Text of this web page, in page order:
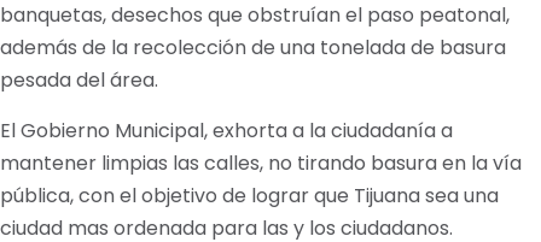
banquetas, desechos que obstruían el paso peatonal,
además de la recolección de una tonelada de basura
pesada del área.
El Gobierno Municipal, exhorta a la ciudadanía a
mantener limpias las calles, no tirando basura en la vía
pública, con el objetivo de lograr que Tijuana sea una
ciudad mas ordenada para las y los ciudadanos.